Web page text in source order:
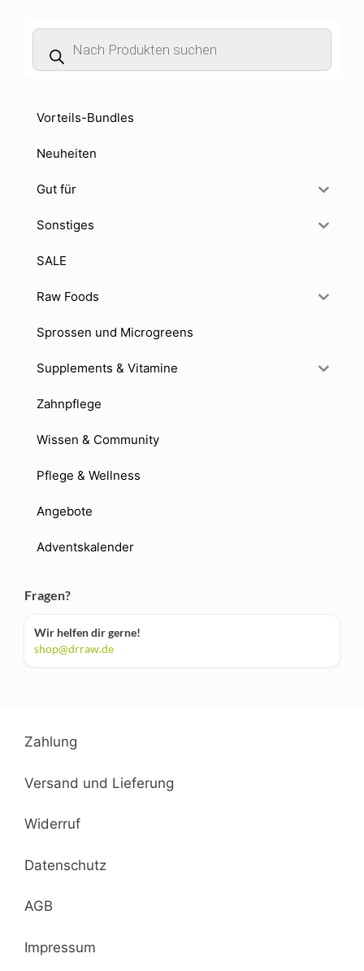
Products
search
Vorteils-Bundles
Neuheiten
Gut für
Sonstiges
SALE
Raw Foods
Sprossen und Microgreens
Supplements & Vitamine
Zahnpflege
Wissen & Community
Pflege & Wellness
Angebote
Adventskalender
Fragen?
Wir helfen dir gerne!
shop@drraw.de
Zahlung
Versand und Lieferung
Widerruf
Datenschutz
AGB
Impressum